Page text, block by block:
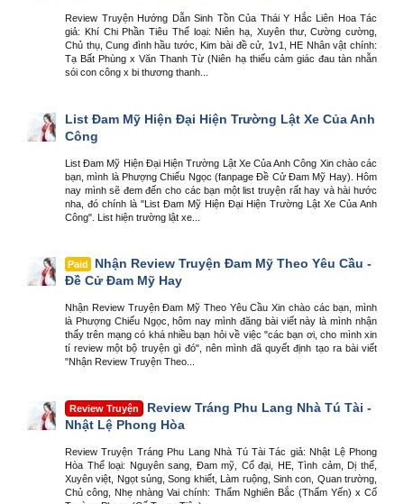
Review Truyện Hướng Dẫn Sinh Tồn Của Thái Y Hắc Liên Hoa Tác
giả: Khí Chi Phần Tiêu Thể loại: Niên hạ, Xuyên thư, Cường cường,
Chủ thụ, Cung đình hầu tước, Kim bài đề cử, 1v1, HE Nhân vật chính:
Tạ Bất Phùng x Văn Thanh Từ (Niên hạ thiếu cảm giác đau tàn nhẫn
sói con công x bi thương thanh...
List Đam Mỹ Hiện Đại Hiện Trường Lật Xe Của Anh
Công
List Đam Mỹ Hiện Đại Hiện Trường Lật Xe Của Anh Công Xin chào các
bạn, mình là Phượng Chiếu Ngọc (fanpage Đề Cử Đam Mỹ Hay). Hôm
nay mình sẽ đem đến cho các bạn một list truyện rất hay và hài hước
nha, đó chính là "List Đam Mỹ Hiện Đại Hiện Trường Lật Xe Của Anh
Công". List hiện trường lật xe...
Paid
Nhận Review Truyện Đam Mỹ Theo Yêu Cầu -
Đề Cử Đam Mỹ Hay
Nhận Review Truyện Đam Mỹ Theo Yêu Cầu Xin chào các bạn, mình
là Phượng Chiếu Ngọc, hôm nay mình đăng bài viết này là mình nhận
thấy trên mạng có khá nhiều bạn hỏi về việc "các bạn ơi, cho mình xin
tí review một bộ truyện gì đó", nên mình đã quyết định tạo ra bài viết
"Nhận Review Truyện Theo...
Review Truyện
Review Tráng Phu Lang Nhà Tú Tài -
Nhật Lệ Phong Hòa
Review Truyện Tráng Phu Lang Nhà Tú Tài Tác giả: Nhật Lệ Phong
Hòa Thể loại: Nguyên sang, Đam mỹ, Cổ đại, HE, Tình cảm, Dị thế,
Xuyên việt, Ngọt sủng, Song khiết, Làm ruộng, Sinh con, Quan trường,
Chủ công, Nhẹ nhàng Vai chính: Thẩm Nghiên Bắc (Thẩm Yến) x Cố